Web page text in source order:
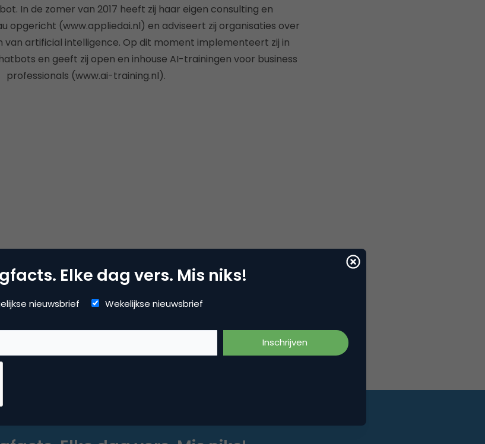
In de zomer van 2017 heeft zij haar eigen consulting en
opgericht (www.appliedai.nl) en adviseert zij organisaties over
artificial intelligence. Op dit moment implementeert zij in
en geeft zij open en inhouse AI-trainingen voor business
professionals (www.ai-training.nl).
Elke dag vers. Mis niks!
nieuwsbrief Wekelijkse nieuwsbrief